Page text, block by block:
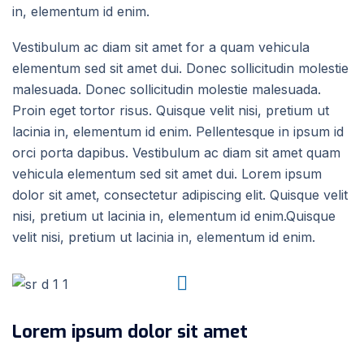
in, elementum id enim.
Vestibulum ac diam sit amet for a quam vehicula
elementum sed sit amet dui. Donec sollicitudin molestie
malesuada. Donec sollicitudin molestie malesuada.
Proin eget tortor risus. Quisque velit nisi, pretium ut
lacinia in, elementum id enim. Pellentesque in ipsum id
orci porta dapibus. Vestibulum ac diam sit amet quam
vehicula elementum sed sit amet dui. Lorem ipsum
dolor sit amet, consectetur adipiscing elit. Quisque velit
nisi, pretium ut lacinia in, elementum id enim.Quisque
velit nisi, pretium ut lacinia in, elementum id enim.
Lorem ipsum dolor sit amet